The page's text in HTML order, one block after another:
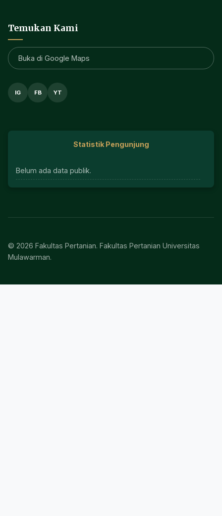
Temukan Kami
Buka di Google Maps
IG FB YT
Statistik Pengunjung
Belum ada data publik.
© 2026 Fakultas Pertanian. Fakultas Pertanian Universitas
Mulawarman.